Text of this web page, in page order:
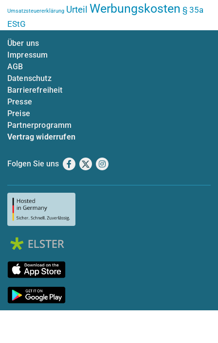
Umsatzsteuererklärung Urteil Werbungskosten § 35a
EStG
Über uns
Impressum
AGB
Datenschutz
Barrierefreiheit
Presse
Preise
Partnerprogramm
Vertrag widerrufen
Folgen Sie uns Facebook
X Instagram